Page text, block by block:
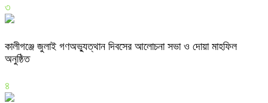
৩
কালীগঞ্জে জুলাই গণঅভ্যুত্থান দিবসের আলোচনা সভা ও দোয়া মাহফিল
অনুষ্ঠিত
৪